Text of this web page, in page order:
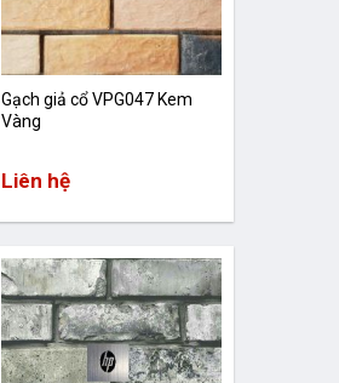
Gạch giả cổ VPG047 Kem
Vàng
Liên hệ